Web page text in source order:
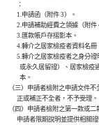
          ：
          1.申請函（附件 3）。
2.申請補助經費之領據（附件
          3.匯款帳戶存摺影本。
4.轉介之居家檢疫者資料名冊
5.轉介之居家檢疫者之身
或永久居留證）、居家
            本。
（三）申請者檢附之申請文件
          正或補正不全者，不予受理。
（四）申請者檢附之第一款或
申請者限期說明並提供相